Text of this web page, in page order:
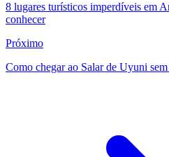
8 lugares turísticos imperdíveis em
conhecer
Próximo
Como chegar ao Salar de Uyuni